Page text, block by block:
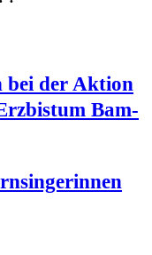
bei der Akti­on
Bam­